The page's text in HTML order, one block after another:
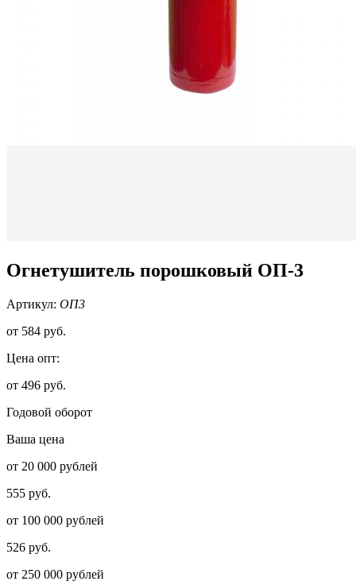
Огнетушитель порошковый ОП-3
Артикул: ОП3
от 584 руб.
Цена опт:
от 496 руб.
Годовой оборот
Ваша цена
от 20 000 рублей
555 руб.
от 100 000 рублей
526 руб.
от 250 000 рублей